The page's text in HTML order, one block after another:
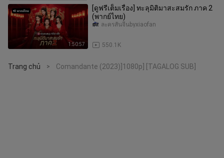
1:50:57
[ดูฟรีเต็มเรื่อง] ทะลุมิติมาสะสมรัก ภาค 2
(พากย์ไทย)
550.1K
ละครสั้นจีนbyxiaofan
Trang chủ > Comandante (2023)]1080p] [TAGALOG SUB]